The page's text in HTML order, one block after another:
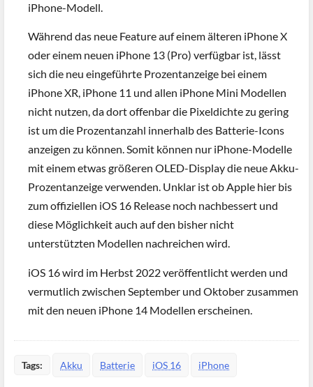
iPhone-Modell.
Während das neue Feature auf einem älteren iPhone X
oder einem neuen iPhone 13 (Pro) verfügbar ist, lässt
sich die neu eingeführte Prozentanzeige bei einem
iPhone XR, iPhone 11 und allen iPhone Mini Modellen
nicht nutzen, da dort offenbar die Pixeldichte zu gering
ist um die Prozentanzahl innerhalb des Batterie-Icons
anzeigen zu können. Somit können nur iPhone-Modelle
mit einem etwas größeren OLED-Display die neue Akku-
Prozentanzeige verwenden. Unklar ist ob Apple hier bis
zum offiziellen iOS 16 Release noch nachbessert und
diese Möglichkeit auch auf den bisher nicht
unterstützten Modellen nachreichen wird.
iOS 16 wird im Herbst 2022 veröffentlicht werden und
vermutlich zwischen September und Oktober zusammen
mit den neuen iPhone 14 Modellen erscheinen.
Tags: Akku Batterie iOS 16 iPhone